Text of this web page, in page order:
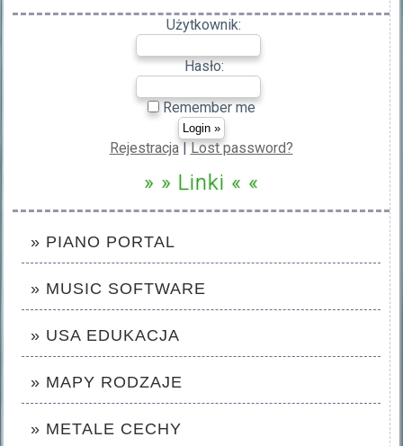
Użytkownik:
Hasło:
Remember me
Rejestracja|Lost password?
» » Linki « «
» PIANO PORTAL
» MUSIC SOFTWARE
» USA EDUKACJA
» MAPY RODZAJE
» METALE CECHY